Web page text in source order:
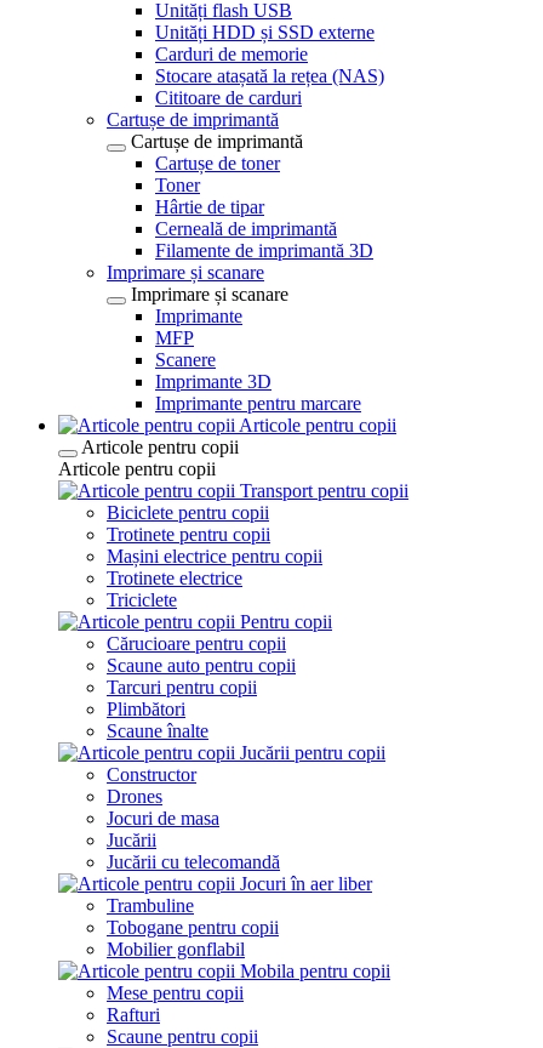
Unități flash USB
Unități HDD și SSD externe
Carduri de memorie
Stocare atașată la rețea (NAS)
Cititoare de carduri
Cartușe de imprimantă
Cartușe de imprimantă
Cartușe de toner
Toner
Hârtie de tipar
Cerneală de imprimantă
Filamente de imprimantă 3D
Imprimare și scanare
Imprimare și scanare
Imprimante
MFP
Scanere
Imprimante 3D
Imprimante pentru marcare
Articole pentru copii
Articole pentru copii
Articole pentru copii
Transport pentru copii
Biciclete pentru copii
Trotinete pentru copii
Mașini electrice pentru copii
Trotinete electrice
Triciclete
Pentru copii
Cărucioare pentru copii
Scaune auto pentru copii
Tarcuri pentru copii
Plimbători
Scaune înalte
Jucării pentru copii
Constructor
Drones
Jocuri de masa
Jucării
Jucării cu telecomandă
Jocuri în aer liber
Trambuline
Tobogane pentru copii
Mobilier gonflabil
Mobila pentru copii
Mese pentru copii
Rafturi
Scaune pentru copii